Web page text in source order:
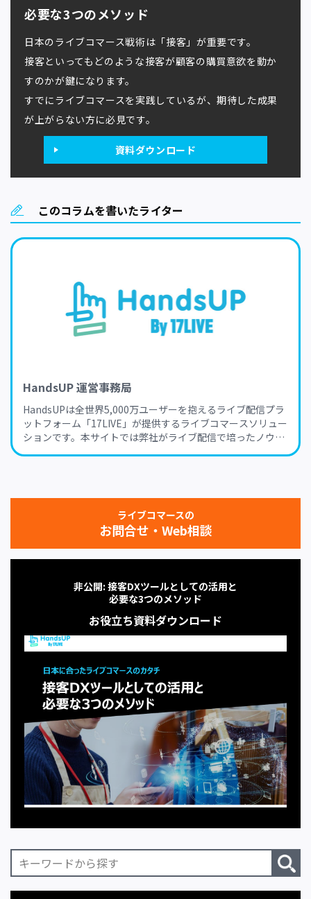
必要な3つのメソッド
日本のライブコマース戦術は「接客」が重要です。
接客といってもどのような接客が顧客の購買意欲を動か
すのかが鍵になります。
すでにライブコマースを実践しているが、期待した成果
が上がらない方に必見です。
資料ダウンロード
このコラムを書いたライター
HandsUP 運営事務局
HandsUPは全世界5,000万ユーザーを抱えるライブ配信プラ
ットフォーム「17LIVE」が提供するライブコマースソリュー
ションです。本サイトでは弊社がライブ配信で培ったノウハ
ウを生かし、ライブコマースに関するトレンド・業界動向か
ライブコマースの
お問合せ・Web相談
非公開: 接客DXツールとしての活用と
必要な3つのメソッド
お役立ち資料ダウンロード